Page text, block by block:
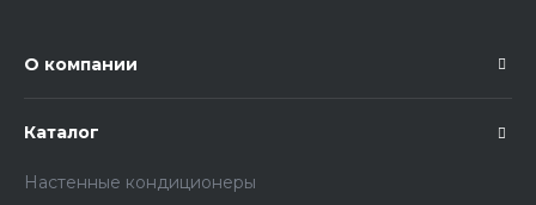
О компании
Каталог
Настенные кондиционеры